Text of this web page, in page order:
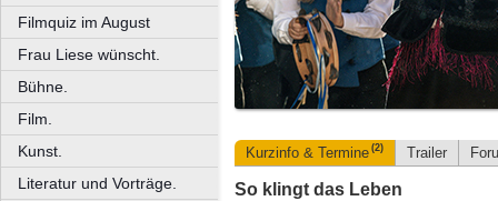
Filmquiz im August
Frau Liese wünscht.
Bühne.
Film.
Kunst.
Literatur und Vorträge.
Kurzinfo & Termine (2) Trailer
So klingt das Leben